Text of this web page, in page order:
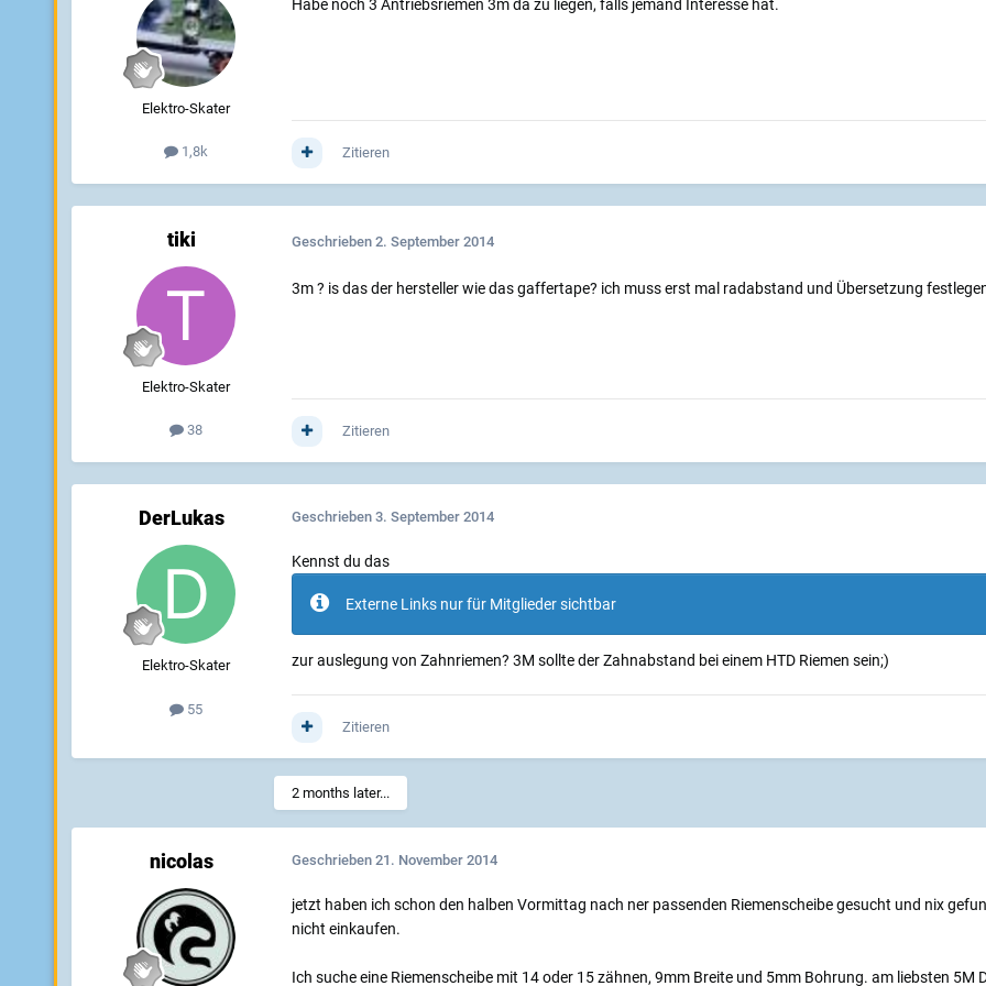
Elektro-Skater
1,8k
Habe noch 3 Antriebsriemen 3m da zu liegen, falls jemand Interesse hat.
Zitieren
tiki
Elektro-Skater
38
Geschrieben 2. September 2014
3m ? is das der hersteller wie das gaffertape? ich muss erst mal radabstand und Übersetzung
Zitieren
DerLukas
Elektro-Skater
55
Geschrieben 3. September 2014
Kennst du das
Externe Links nur für Mitglieder sichtbar
zur auslegung von Zahnriemen? 3M sollte der Zahnabstand bei einem HTD Riemen sein;)
Zitieren
2 months later...
nicolas Geschrieben 21. November 2014
jetzt haben ich schon den halben Vormittag nach ner passenden Riemenscheibe gesucht und nix
nicht einkaufen.
Ich suche eine Riemenscheibe mit 14 oder 15 zähnen, 9mm Breite und 5mm Bohrung. am liebsten